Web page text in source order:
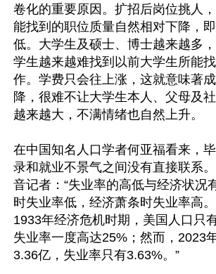
卷化的重要原因。扩招后岗位挑人
能找到的职位质量自然相对下降，
低。大学生及硕士、博士越来越多
学生越来越难找到以前大学生所能
作。学费只会往上涨，这就意味著
降，很难不让大学生本人、父母及
越来越大，不满情绪也自然上升。
在中国知名人口学者何亚福看来，
录和就业不景气之间没有直接联系
音记者：“失业率的高低与经济状况
时失业率低，经济萧条时失业率高
1933年经济危机时期，美国人口只
失业率一度高达25%；然而，2023
3.36亿，失业率只有3.63%。”